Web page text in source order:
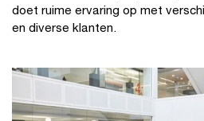
doet ruime ervaring op met
en diverse klanten.